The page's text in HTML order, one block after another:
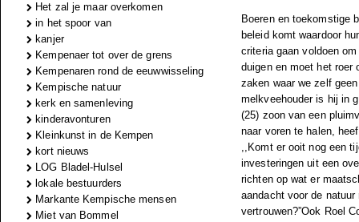
Het zal je maar overkomen
in het spoor van
kanjer
Kempenaer tot over de grens
Kempenaren rond de eeuwwisseling
Kempische natuur
kerk en samenleving
kinderavonturen
Kleinkunst in de Kempen
kort nieuws
LOG Bladel-Hulsel
lokale bestuurders
Markante Kempische mensen
Miet van Bommel
Boeren en toekomstige
beleid komt waardoor
criteria gaan voldoen
duigen en moet het roer
zaken waar we zelf
melkveehouder is hij in
(25) zoon van een
naar voren te halen,
,,Komt er ooit nog een
investeringen uit een
richten op wat er
aandacht voor de
vertrouwen?”Ook Roel